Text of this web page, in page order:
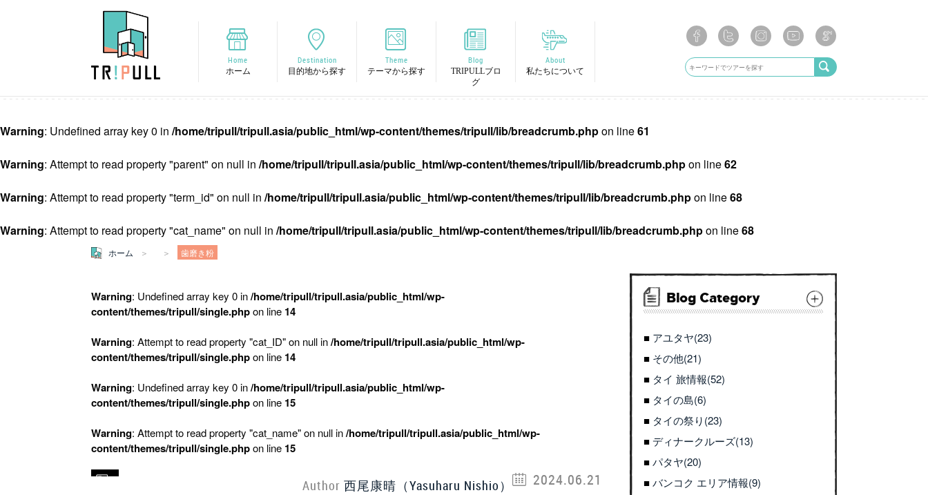
Home
ホーム
Destination
目的地から探す
Theme
テーマから探す
Blog
TRIPULLブロ
グ
About
私たちについて
Warning: Undefined array key 0 in /home/tripull/tripull.asia/public_html/wp-content/themes/tripull/lib/breadcrumb.phpon line61
Warning: Attempt to read property "parent" on null in /home/tripull/tripull.asia/public_html/wp-content/themes/tripull/lib/breadcrumb.phpon line62
Warning: Attempt to read property "term_id" on null in /home/tripull/tripull.asia/public_html/wp-content/themes/tripull/lib/breadcrumb.phpon line68
Warning: Attempt to read property "cat_name" on null in /home/tripull/tripull.asia/public_html/wp-content/themes/tripull/lib/breadcrumb.phpon line68
ホーム 歯磨き粉
Warning: Undefined array key 0 in/home/tripull/tripull.asia/public_html/wp-
content/themes/tripull/single.phpon line 14
Warning: Attempt to read property "cat_ID" on null in/home/tripull/tripull.asia/public_html/wp-
content/themes/tripull/single.phpon line 14
Warning: Undefined array key 0 in/home/tripull/tripull.asia/public_html/wp-
content/themes/tripull/single.phpon line 15
Warning: Attempt to read property "cat_name" on null in/home/tripull/tripull.asia/public_html/wp-
content/themes/tripull/single.phpon line 15
2024.06.21
Author 西尾康晴（Yasuharu Nishio）
Blog Category
アユタヤ(23)
その他(21)
タイ 旅情報(52)
タイの島(6)
タイの祭り(23)
ディナークルーズ(13)
パタヤ(20)
バンコク エリア情報(9)